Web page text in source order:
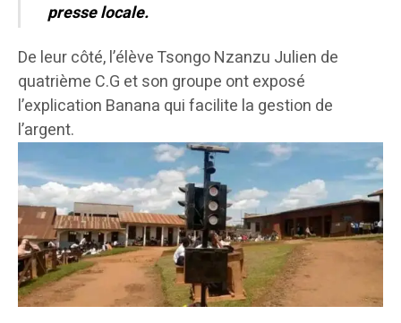
presse locale.
De leur côté, l’élève Tsongo Nzanzu Julien de
quatrième C.G et son groupe ont exposé
l’explication Banana qui facilite la gestion de
l’argent.